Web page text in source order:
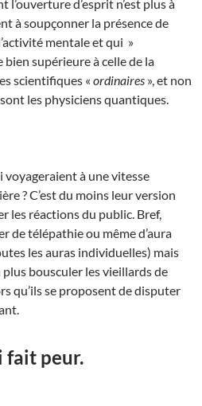
d’esprit n’est plus à
à soupçonner la présence de
mentale et qui »
bien supérieure à celle de la
scientifiques « ordinaires », et non
les physiciens quantiques.
voyageraient à une vitesse
? C’est du moins leur version
les réactions du public. Bref,
de télépathie ou même d’aura
les auras individuelles) mais
bousculer les vieillards de
qu’ils se proposent de disputer
fait peur.